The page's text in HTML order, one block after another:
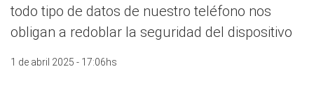
todo tipo de datos de nuestro teléfono nos
obligan a redoblar la seguridad del dispositivo
1 de abril 2025 - 17:06hs